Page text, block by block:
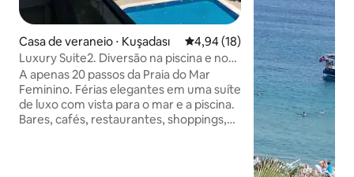
Casa de veraneio ⋅ Kuşadası 4,94 de uma avaliação média
4,94 (18)
Luxury Suite2. Diversão na piscina e no
mar, 2 em 1
A apenas 20 passos da Praia do Mar
Feminino. Férias elegantes em uma suíte
de luxo com vista para o mar e a piscina.
Bares, cafés, restaurantes, shoppings,